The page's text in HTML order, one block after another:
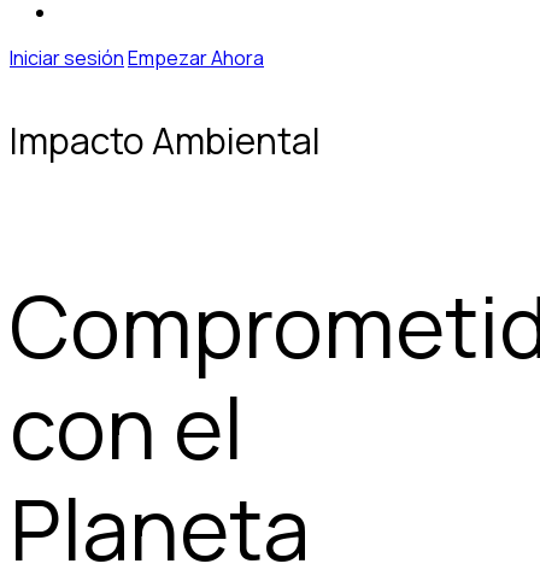
Iniciar sesiónEmpezar Ahora
Impacto Ambiental
con el
Planeta